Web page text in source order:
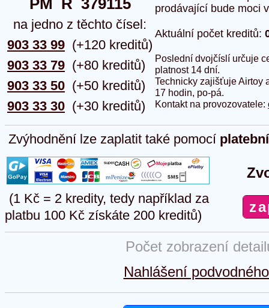
PM  R  379115
na jedno z těchto čísel:
903 33 99
903 33 79
903 33 50
903 33 30
(+120 kreditů)
(+80 kreditů)
(+50 kreditů)
(+30 kreditů)
prodávající bude moci
Aktuální počet kreditů:
Poslední dvojčíslí určuje
platnost 14 dní.
Technicky zajišťuje Airtoy
17 hodin, po-pá.
Kontakt na provozovatele:
Zvýhodnění lze zaplatit také pomocí
(1 Kč = 2 kredity, tedy například za
platbu 100 Kč získáte 200 kreditů)
Počet zobrazení
Nahlášení